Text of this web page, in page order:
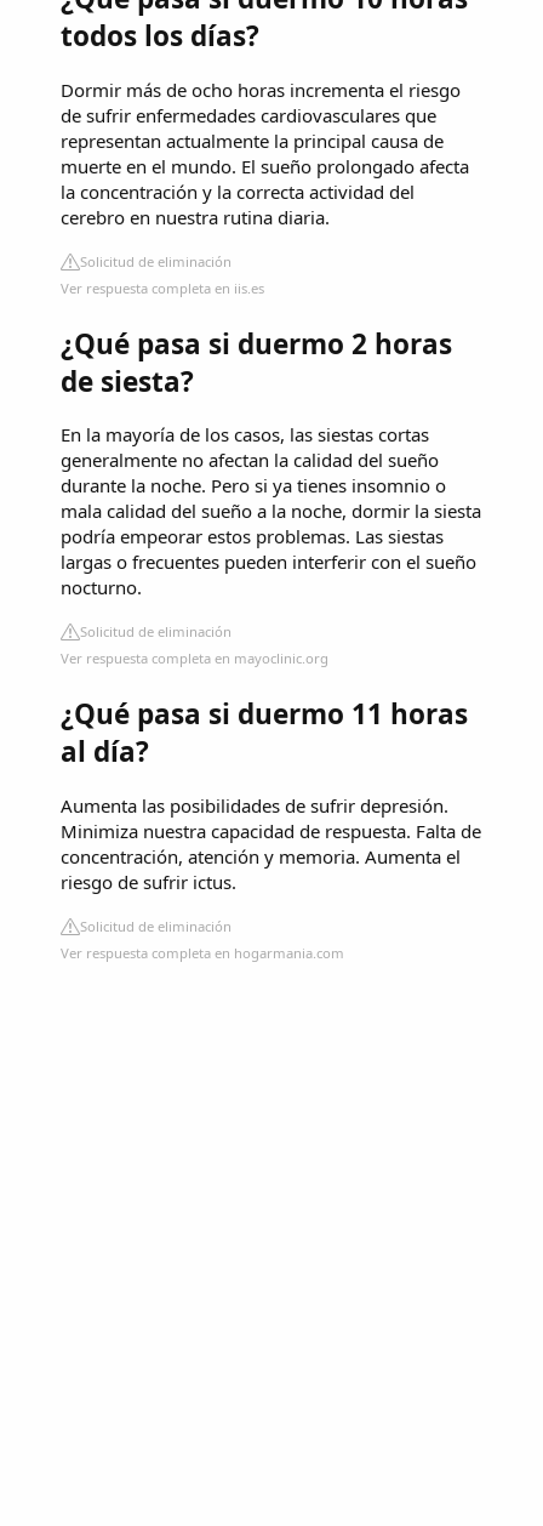
todos los días?
Dormir más de ocho horas incrementa el riesgo
de sufrir enfermedades cardiovasculares que
representan actualmente la principal causa de
muerte en el mundo. El sueño prolongado afecta
la concentración y la correcta actividad del
cerebro en nuestra rutina diaria.
Solicitud de eliminación
Ver respuesta completa en iis.es
¿Qué pasa si duermo 2 horas
de siesta?
En la mayoría de los casos, las siestas cortas
generalmente no afectan la calidad del sueño
durante la noche. Pero si ya tienes insomnio o
mala calidad del sueño a la noche, dormir la siesta
podría empeorar estos problemas. Las siestas
largas o frecuentes pueden interferir con el sueño
nocturno.
Solicitud de eliminación
Ver respuesta completa en mayoclinic.org
¿Qué pasa si duermo 11 horas
al día?
Aumenta las posibilidades de sufrir depresión.
Minimiza nuestra capacidad de respuesta. Falta de
concentración, atención y memoria. Aumenta el
riesgo de sufrir ictus.
Solicitud de eliminación
Ver respuesta completa en hogarmania.com